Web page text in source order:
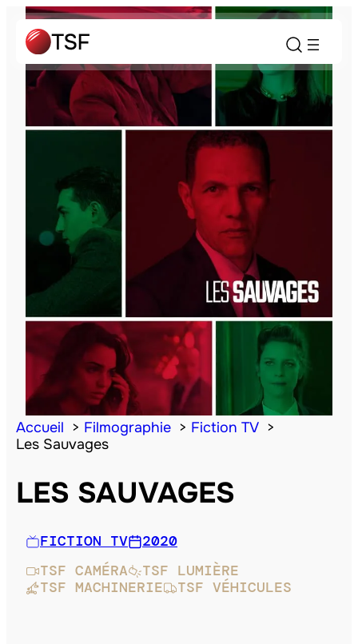
Accueil Filmographie
Fiction TV
Les Sauvages
LES SAUVAGES
FICTION TV
2020
TSF CAMÉRA
TSF LUMIÈRE
TSF MACHINERIE
TSF VÉHICULES